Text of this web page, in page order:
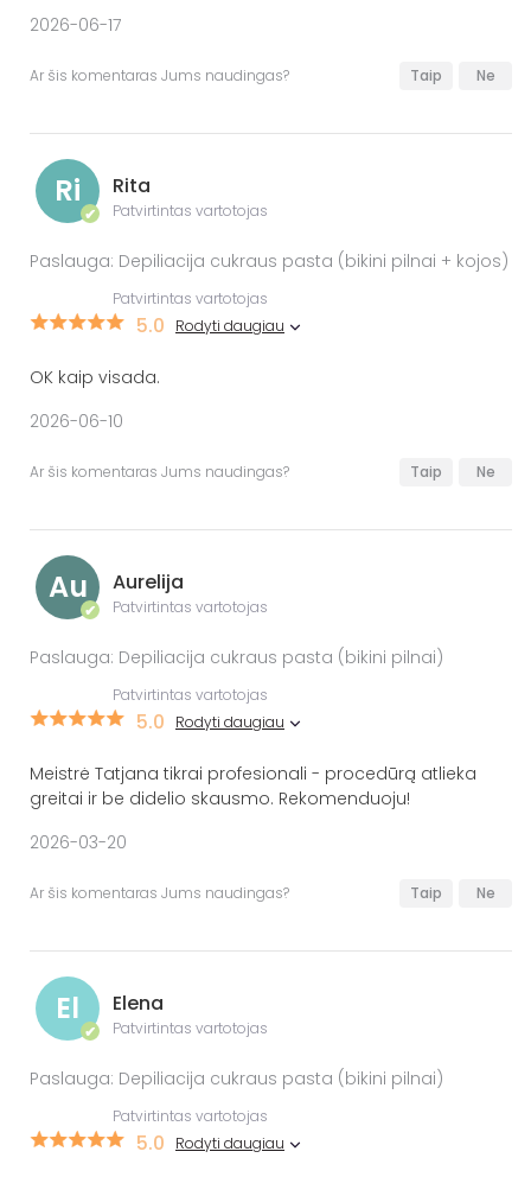
2026-06-17
Ar šis komentaras Jums naudingas? Taip Ne
Ri
✔
Rita
Patvirtintas vartotojas
Paslauga: Depiliacija cukraus pasta (bikini pilnai + kojos)
Patvirtintas vartotojas
5.0 Rodyti daugiau
OK kaip visada.
2026-06-10
Ar šis komentaras Jums naudingas? Taip Ne
Au
✔
Aurelija
Patvirtintas vartotojas
Paslauga: Depiliacija cukraus pasta (bikini pilnai)
Patvirtintas vartotojas
5.0 Rodyti daugiau
Meistrė Tatjana tikrai profesionali - procedūrą atlieka
greitai ir be didelio skausmo. Rekomenduoju!
2026-03-20
Ar šis komentaras Jums naudingas? Taip Ne
El
✔
Elena
Patvirtintas vartotojas
Paslauga: Depiliacija cukraus pasta (bikini pilnai)
Patvirtintas vartotojas
5.0 Rodyti daugiau